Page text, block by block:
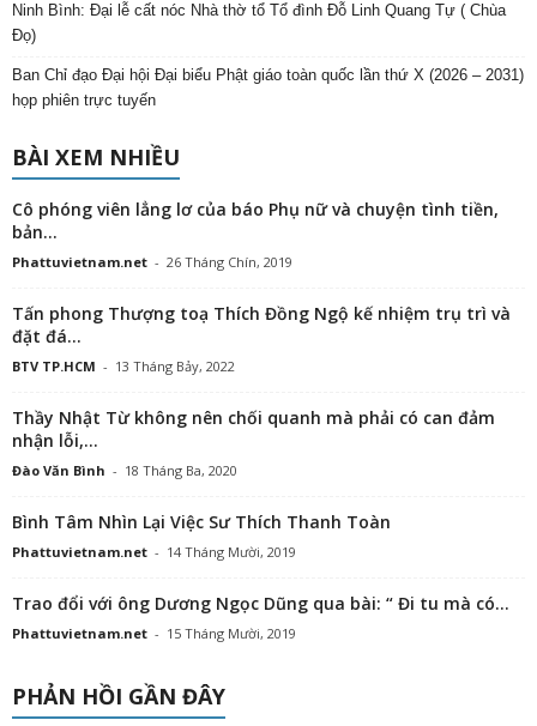
Ninh Bình: Đại lễ cất nóc Nhà thờ tổ Tổ đình Đỗ Linh Quang Tự ( Chùa
Đọ)
Ban Chỉ đạo Đại hội Đại biểu Phật giáo toàn quốc lần thứ X (2026 – 2031)
họp phiên trực tuyến
BÀI XEM NHIỀU
Cô phóng viên lẳng lơ của báo Phụ nữ và chuyện tình tiền,
bản...
Phattuvietnam.net - 26 Tháng Chín, 2019
Tấn phong Thượng toạ Thích Đồng Ngộ kế nhiệm trụ trì và
đặt đá...
BTV TP.HCM - 13 Tháng Bảy, 2022
Thầy Nhật Từ không nên chối quanh mà phải có can đảm
nhận lỗi,...
Đào Văn Bình - 18 Tháng Ba, 2020
Bình Tâm Nhìn Lại Việc Sư Thích Thanh Toàn
Phattuvietnam.net - 14 Tháng Mười, 2019
Trao đổi với ông Dương Ngọc Dũng qua bài: “ Đi tu mà có...
Phattuvietnam.net - 15 Tháng Mười, 2019
PHẢN HỒI GẦN ĐÂY